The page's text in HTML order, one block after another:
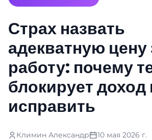
Страх назвать
адекватную
работу: почему
блокирует доход
исправить
Климин Александр 10 мая 2026 г.